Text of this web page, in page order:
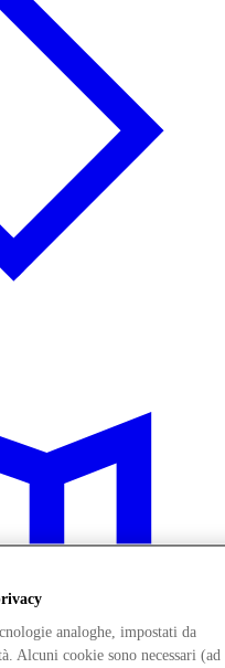
analoghe, impostati da
Alcuni cookie sono necessari (ad